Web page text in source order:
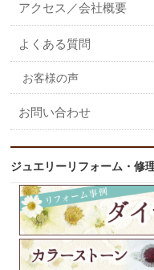
アクセス／会社概要
よくある質問
お客様の声
お問い合わせ
ジュエリーリフォーム・修